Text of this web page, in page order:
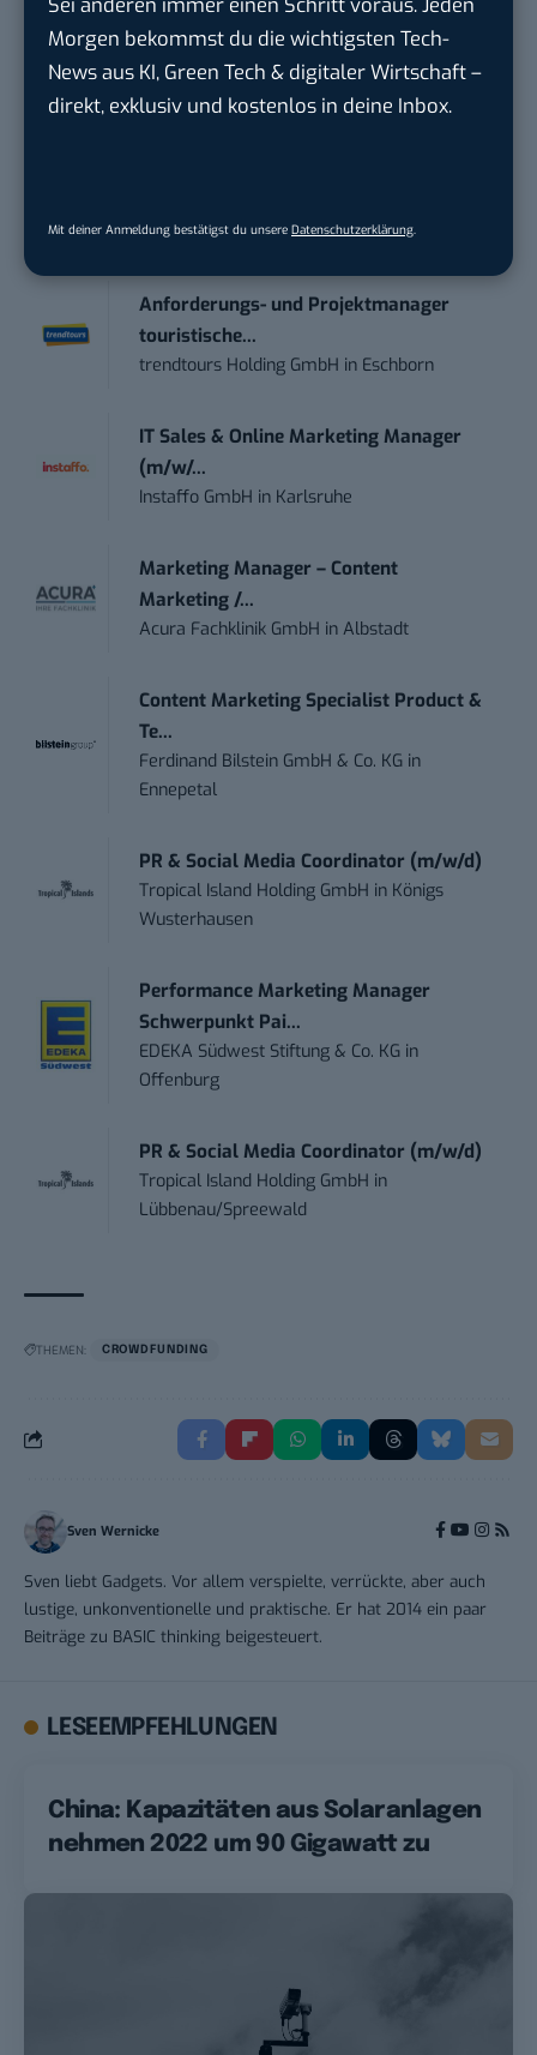
Morgen bekommst du die wichtigsten Tech-
News aus KI, Green Tech & digitaler Wirtschaft –
direkt, exklusiv und kostenlos in deine Inbox.
Mit deiner Anmeldung bestätigst du unsere Datenschutzerklärung
damit ihren Vorsprung.Hier kannst du dich
kostenlos anmelden.
moveUP Media GmbHinDüsseldorf
Anforderungs- und Projektmanager
touristische...
trendtours Holding GmbH in Eschborn
IT Sales & Online Marketing Manager
(m/w/...
Instaffo GmbH in Karlsruhe
Marketing Manager – Content
Marketing /...
Acura Fachklinik GmbH inAlbstadt
Content Marketing Specialist Product &
Te...
Ferdinand Bilstein GmbH & Co. KG in
Ennepetal
PR & Social Media Coordinator (m/w/d)
Tropical Island Holding GmbH in Königs
Wusterhausen
Performance Marketing Manager
Schwerpunkt Pai...
EDEKA Südwest Stiftung & Co. KG in
Offenburg
PR & Social Media Coordinator (m/w/d)
Tropical Island Holding GmbH in
Lübbenau/Spreewald
THEMEN: CROWDFUNDING
Sven Wernicke
Sven liebt Gadgets. Vor allem verspielte, verrückte, aber auch
lustige, unkonventionelle und praktische. Er hat 2014 ein paar
Beiträge zu BASIC thinking beigesteuert.
LESEEMPFEHLUNGEN
China: Kapazitäten aus Solaranlagen
nehmen 2022 um 90 Gigawatt zu